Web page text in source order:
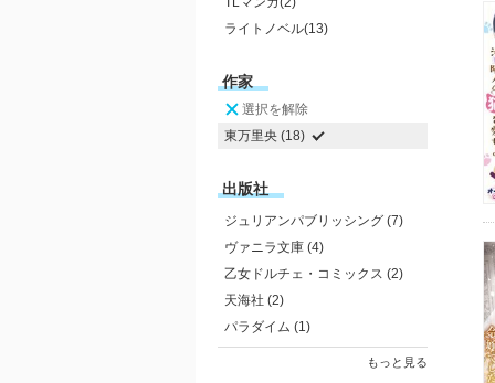
ライトノベル(13)
作家
選択を解除
東万里央 (18)
出版社
ジュリアンパブリッシング (7)
ヴァニラ文庫 (4)
乙女ドルチェ・コミックス (2)
天海社 (2)
パラダイム (1)
もっと見る